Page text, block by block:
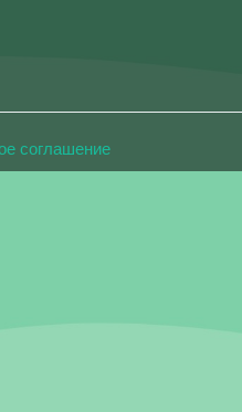
соглашение